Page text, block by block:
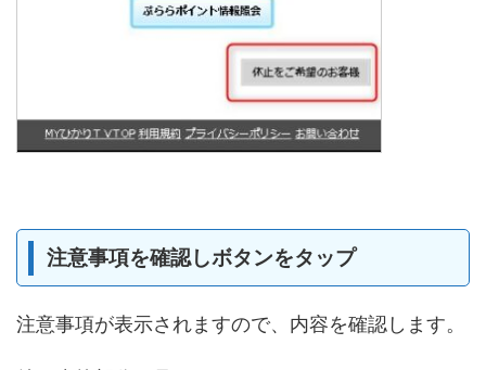
注意事項を確認しボタンをタップ
注意事項が表示されますので、内容を確認します。